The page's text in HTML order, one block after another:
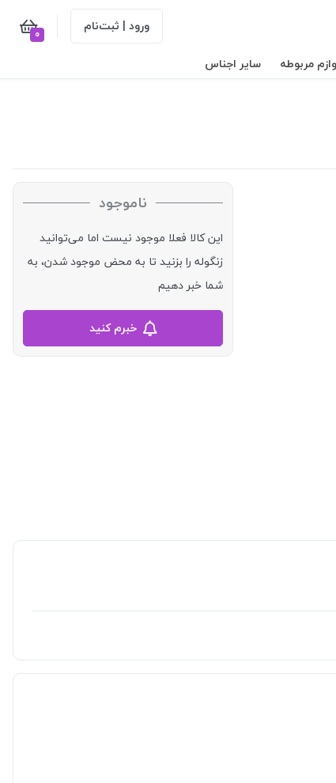
ورود | ثبت‌نام 0
مربوطه سایر اجناس
ناموجود
این کالا فعلا موجود نیست اما می‌توانید
زنگوله را بزنید تا به محض موجود شدن، به
شما خبر دهیم
خبرم کنید